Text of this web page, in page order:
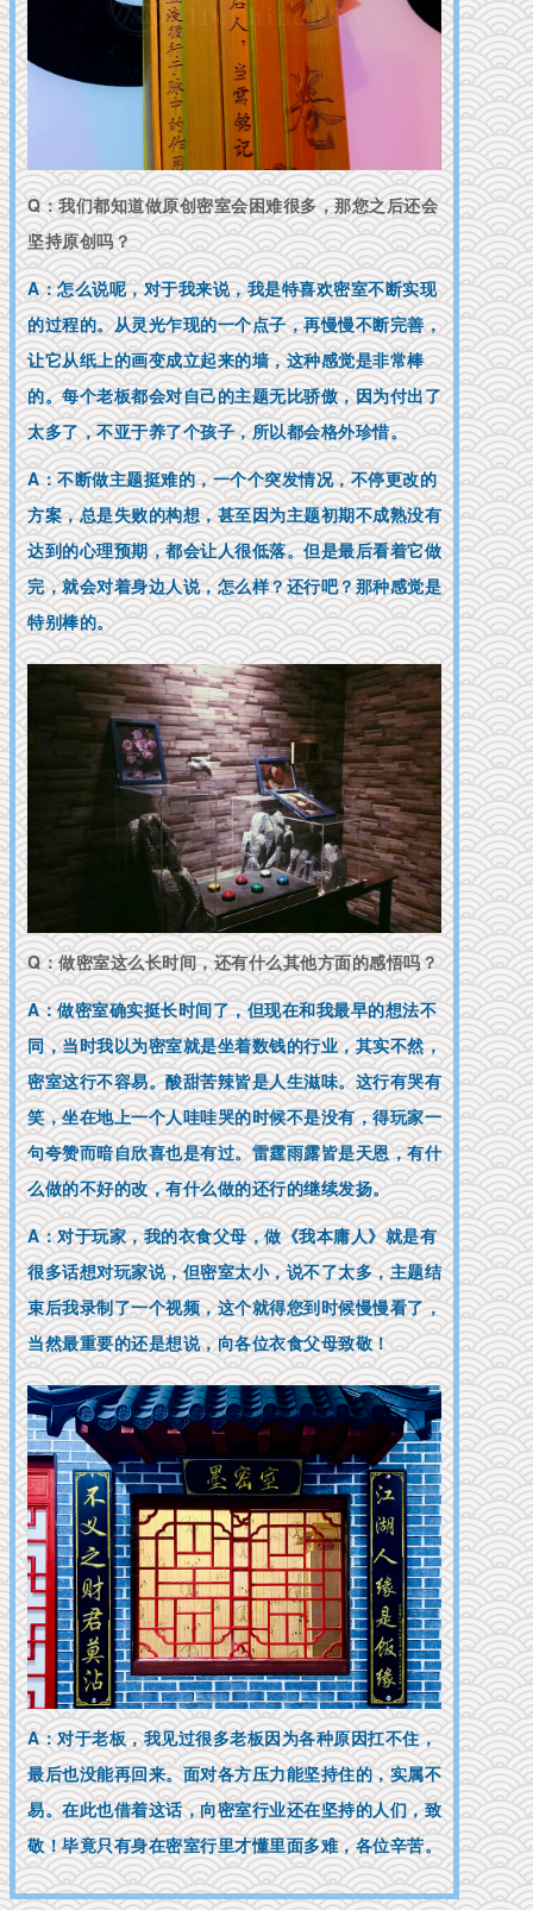
Q：我们都知道做原创密室会困难很多，那您之后还会
坚持原创吗？
A：怎么说呢，对于我来说，我是特喜欢密室不断实现
的过程的。从灵光乍现的一个点子，再慢慢不断完善，
让它从纸上的画变成立起来的墙，这种感觉是非常棒
的。每个老板都会对自己的主题无比骄傲，因为付出了
太多了，不亚于养了个孩子，所以都会格外珍惜。
A：不断做主题挺难的，一个个突发情况，不停更改的
方案，总是失败的构想，甚至因为主题初期不成熟没有
达到的心理预期，都会让人很低落。但是最后看着它做
完，就会对着身边人说，怎么样？还行吧？那种感觉是
特别棒的。
Q：做密室这么长时间，还有什么其他方面的感悟吗？
A：做密室确实挺长时间了，但现在和我最早的想法不
同，当时我以为密室就是坐着数钱的行业，其实不然，
密室这行不容易。酸甜苦辣皆是人生滋味。这行有哭有
笑，坐在地上一个人哇哇哭的时候不是没有，得玩家一
句夸赞而暗自欣喜也是有过。雷霆雨露皆是天恩，有什
么做的不好的改，有什么做的还行的继续发扬。
A：对于玩家，我的衣食父母，做《我本庸人》就是有
很多话想对玩家说，但密室太小，说不了太多，主题结
束后我录制了一个视频，这个就得您到时候慢慢看了，
当然最重要的还是想说，向各位衣食父母致敬！
A：对于老板，我见过很多老板因为各种原因扛不住，
最后也没能再回来。面对各方压力能坚持住的，实属不
易。在此也借着这话，向密室行业还在坚持的人们，致
敬！毕竟只有身在密室行里才懂里面多难，各位辛苦。